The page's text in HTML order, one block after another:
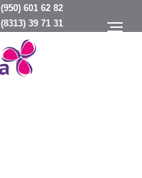
(950) 601 62 82
(8313) 39 71 31